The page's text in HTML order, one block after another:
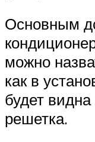
Основным
можно
как в
будет
решетка.